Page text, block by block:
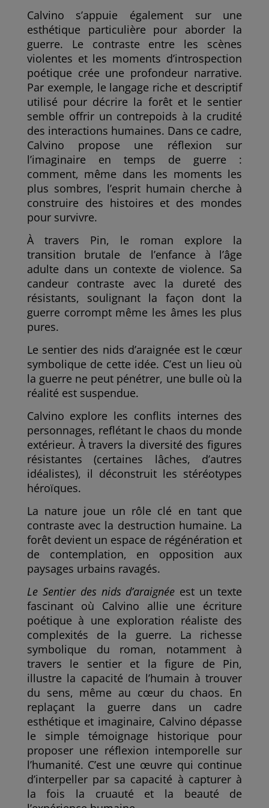
Calvino s’appuie également sur une
esthétique particulière pour aborder la
guerre. Le contraste entre les scènes
violentes et les moments d’introspection
poétique crée une profondeur narrative.
Par exemple, le langage riche et descriptif
utilisé pour décrire la forêt et le sentier
semble offrir un contrepoids à la crudité
des interactions humaines. Dans ce cadre,
Calvino propose une réflexion sur
l’imaginaire en temps de guerre :
comment, même dans les moments les
plus sombres, l’esprit humain cherche à
construire des histoires et des mondes
pour survivre.
À travers Pin, le roman explore la
transition brutale de l’enfance à l’âge
adulte dans un contexte de violence. Sa
candeur contraste avec la dureté des
résistants, soulignant la façon dont la
guerre corrompt même les âmes les plus
pures.
Le sentier des nids d’araignée est le cœur
symbolique de cette idée. C’est un lieu où
la guerre ne peut pénétrer, une bulle où la
réalité est suspendue.
Calvino explore les conflits internes des
personnages, reflétant le chaos du monde
extérieur. À travers la diversité des figures
résistantes (certaines lâches, d’autres
idéalistes), il déconstruit les stéréotypes
héroïques.
La nature joue un rôle clé en tant que
contraste avec la destruction humaine. La
forêt devient un espace de régénération et
de contemplation, en opposition aux
paysages urbains ravagés.
Le Sentier des nids d’araignée est un texte
fascinant où Calvino allie une écriture
poétique à une exploration réaliste des
complexités de la guerre. La richesse
symbolique du roman, notamment à
travers le sentier et la figure de Pin,
illustre la capacité de l’humain à trouver
du sens, même au cœur du chaos. En
replaçant la guerre dans un cadre
esthétique et imaginaire, Calvino dépasse
le simple témoignage historique pour
proposer une réflexion intemporelle sur
l’humanité. C’est une œuvre qui continue
d’interpeller par sa capacité à capturer à
la fois la cruauté et la beauté de